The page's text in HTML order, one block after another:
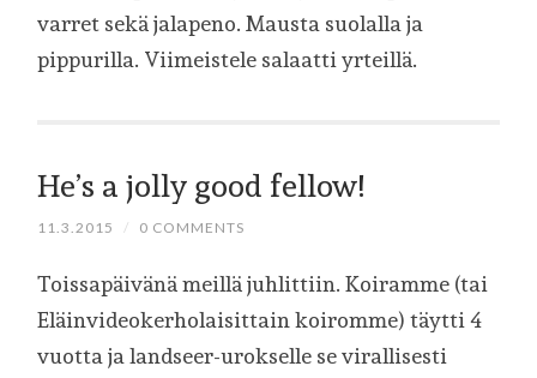
varret sekä jalapeno. Mausta suolalla ja
pippurilla. Viimeistele salaatti yrteillä.
He’s a jolly good fellow!
11.3.2015 / 0 COMMENTS
Toissapäivänä meillä juhlittiin. Koiramme (tai
Eläinvideokerholaisittain koiromme) täytti 4
vuotta ja landseer-urokselle se virallisesti